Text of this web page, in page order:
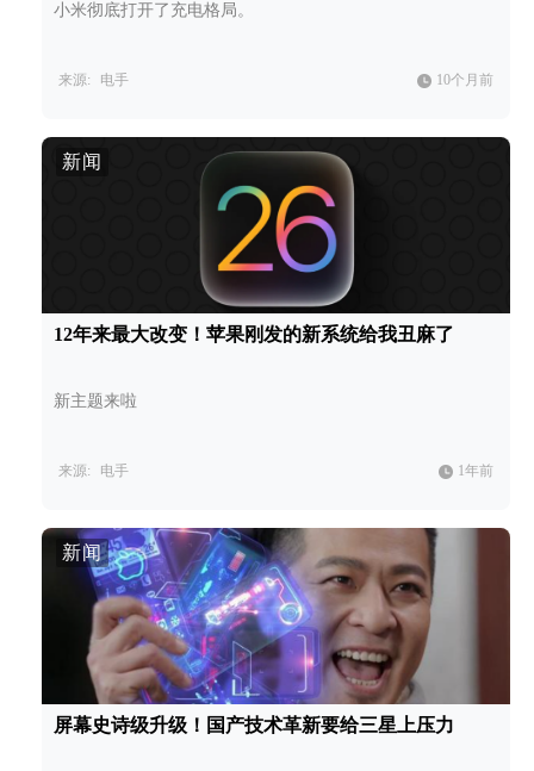
小米彻底打开了充电格局。
来源: 电手 10个月前
新闻
12年来最大改变！苹果刚发的新系统给我丑麻了
新主题来啦
来源: 电手 1年前
新闻
屏幕史诗级升级！国产技术革新要给三星上压力